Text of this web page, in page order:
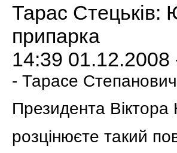
Тарас
припарка
14:39 01.12.2008
- Тарасе
Президента
розцінюєте такий